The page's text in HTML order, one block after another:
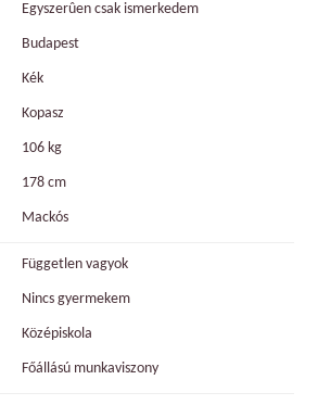
Egyszerûen csak ismerkedem
Budapest
Kék
Kopasz
106 kg
178 cm
Mackós
Független vagyok
Nincs gyermekem
Középiskola
Főállású munkaviszony